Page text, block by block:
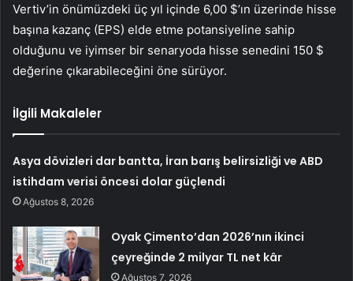
Vertiv’in önümüzdeki üç yıl içinde 6,00 $’ın üzerinde hisse
başına kazanç (EPS) elde etme potansiyeline sahip
olduğunu ve iyimser bir senaryoda hisse senedini 150 $
değerine çıkarabileceğini öne sürüyor.
İlgili Makaleler
Asya dövizleri dar bantta, İran barış belirsizliği ve ABD
istihdam verisi öncesi dolar güçlendi
Ağustos 8, 2026
Oyak Çimento’dan 2026’nın ikinci
çeyreğinde 2 milyar TL net kâr
Ağustos 7, 2026